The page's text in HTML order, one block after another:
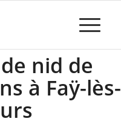
nid de
à Faÿ-lès-